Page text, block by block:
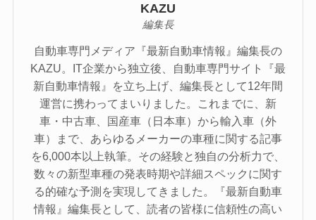
KAZU
編集長
自動車専門メディア『最新自動車情報』編集長の
KAZU。IT企業から独立後、自動車専門サイト『最
新自動車情報』を立ち上げ、編集長として12年間
運営に携わってまいりました。これまでに、新
車・中古車、国産車（日本車）から輸入車（外
車）まで、あらゆるメーカーの車種に関する記事
を6,000本以上執筆。その経験と独自の分析力で、
数々の新型車種の発表時期や詳細スペックに関す
る的確な予測を実現してきました。『最新自動車
情報』編集長として、読者の皆様に信頼性の高い